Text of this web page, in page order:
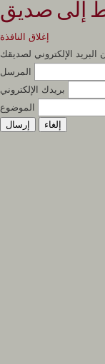
إغلاق النافذة
البريد الإلكتروني لصديقك
المرسل
بريدك الإلكتروني
الموضوع
إرسال
إلغاء